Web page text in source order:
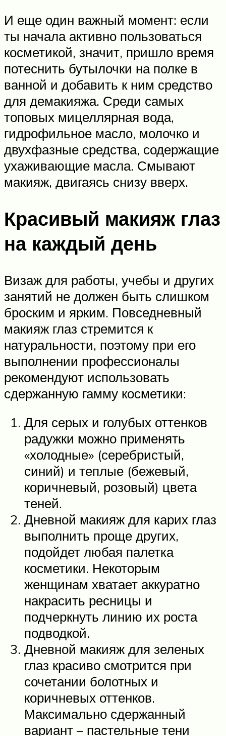
И еще один важный момент: если
ты начала активно пользоваться
косметикой, значит, пришло время
потеснить бутылочки на полке в
ванной и добавить к ним средство
для демакияжа. Среди самых
топовых мицеллярная вода,
гидрофильное масло, молочко и
двухфазные средства, содержащие
ухаживающие масла. Смывают
макияж, двигаясь снизу вверх.
Красивый макияж глаз
на каждый день
Визаж для работы, учебы и других
занятий не должен быть слишком
броским и ярким. Повседневный
макияж глаз стремится к
натуральности, поэтому при его
выполнении профессионалы
рекомендуют использовать
сдержанную гамму косметики:
Для серых и голубых оттенков
радужки можно применять
«холодные» (серебристый,
синий) и теплые (бежевый,
коричневый, розовый) цвета
теней.
Дневной макияж для карих глаз
выполнить проще других,
подойдет любая палетка
косметики. Некоторым
женщинам хватает аккуратно
накрасить ресницы и
подчеркнуть линию их роста
подводкой.
Дневной макияж для зеленых
глаз красиво смотрится при
сочетании болотных и
коричневых оттенков.
Максимально сдержанный
вариант – пастельные тени